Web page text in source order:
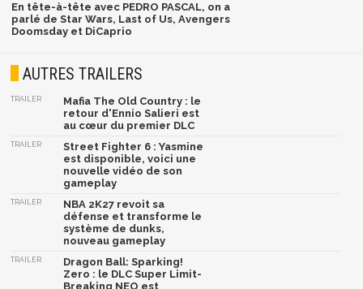
En tête-à-tête avec PEDRO PASCAL, on a
parlé de Star Wars, Last of Us, Avengers
Doomsday et DiCaprio
AUTRES TRAILERS
TRAILER
Mafia The Old Country : le
retour d'Ennio Salieri est
au cœur du premier DLC
TRAILER
Street Fighter 6 : Yasmine
est disponible, voici une
nouvelle vidéo de son
gameplay
TRAILER
NBA 2K27 revoit sa
défense et transforme le
système de dunks,
nouveau gameplay
TRAILER
Dragon Ball: Sparking!
Zero : le DLC Super Limit-
Breaking NEO est